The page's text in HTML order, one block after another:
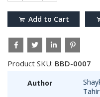
Add to Cart
Product SKU: BBD-0007
Author